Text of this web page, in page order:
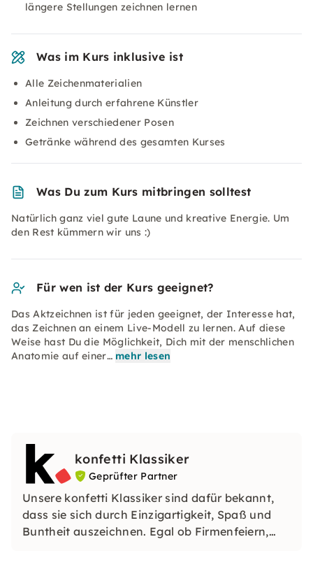
längere Stellungen zeichnen lernen
Was im Kurs inklusive ist
Alle Zeichenmaterialien
Anleitung durch erfahrene Künstler
Zeichnen verschiedener Posen
Getränke während des gesamten Kurses
Was Du zum Kurs mitbringen solltest
Natürlich ganz viel gute Laune und kreative Energie. Um
den Rest kümmern wir uns :)
Für wen ist der Kurs geeignet?
Das Aktzeichnen ist für jeden geeignet, der Interesse hat,
das Zeichnen an einem Live-Modell zu lernen. Auf diese
Weise hast Du die Möglichkeit, Dich mit der menschlichen
Anatomie auf einer… mehr lesen
konfetti Klassiker
Geprüfter Partner
Unsere konfetti Klassiker sind dafür bekannt,
dass sie sich durch Einzigartigkeit, Spaß und
Buntheit auszeichnen. Egal ob Firmenfeiern,